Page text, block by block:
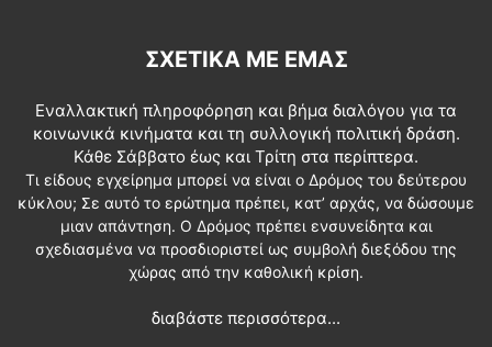
ΣΧΕΤΙΚΆ ΜΕ ΕΜΆΣ
Εναλλακτική πληροφόρηση και βήμα διαλόγου για τα
κοινωνικά κινήματα και τη συλλογική πολιτική δράση.
Κάθε Σάββατο έως και Τρίτη στα περίπτερα.
Τι είδους εγχείρημα μπορεί να είναι ο Δρόμος του δεύτερου
κύκλου; Σε αυτό το ερώτημα πρέπει, κατ’ αρχάς, να δώσουμε
μιαν απάντηση. Ο Δρόμος πρέπει ενσυνείδητα και
σχεδιασμένα να προσδιοριστεί ως συμβολή διεξόδου της
χώρας από την καθολική κρίση.
διαβάστε περισσότερα...